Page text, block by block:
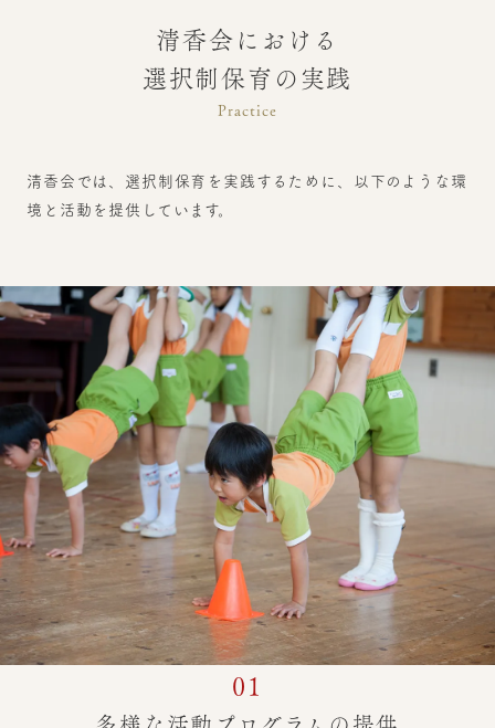
清香会における
選択制保育の実践
Practice
清香会では、選択制保育を実践するために、以下のような環
境と活動を提供しています。
01